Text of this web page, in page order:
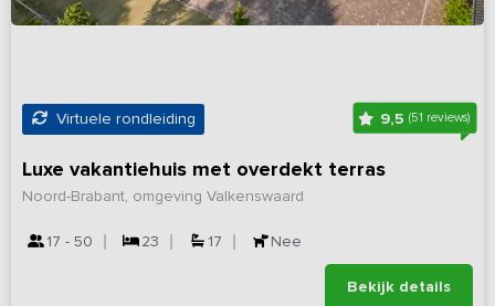
Virtuele rondleiding 9,5(51 reviews)
Luxe vakantiehuis met overdekt terras
Noord-Brabant, omgeving Valkenswaard
17 - 50 23 17 Nee
Bekijk details